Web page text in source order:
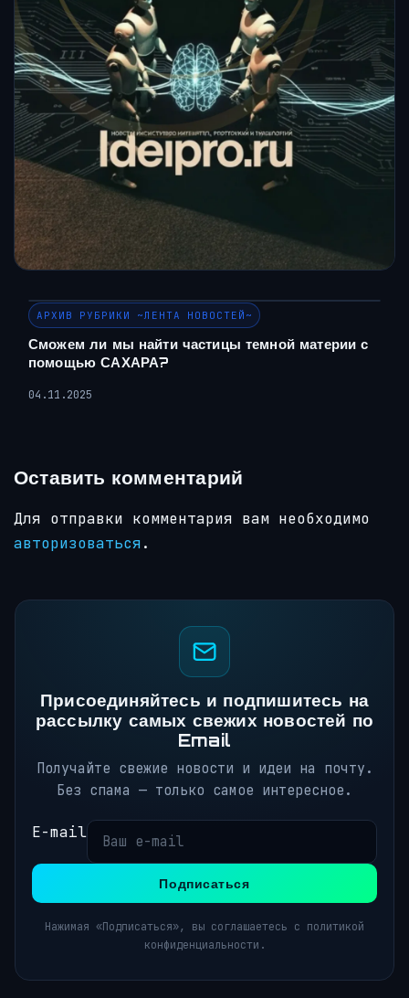
АРХИВ РУБРИКИ ~ЛЕНТА НОВОСТЕЙ~
Сможем ли мы найти частицы темной материи с
помощью САХАРА?
04.11.2025
Оставить комментарий
Для отправки комментария вам необходимо
авторизоваться.
Присоединяйтесь и подпишитесь на
рассылку самых свежих новостей по
Email
Получайте свежие новости и идеи на почту.
Без спама — только самое интересное.
E-mail
Подписаться
Нажимая «Подписаться», вы соглашаетесь с политикой
конфиденциальности.